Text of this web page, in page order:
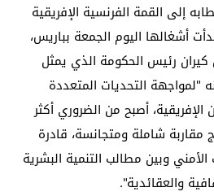
إلى القمة الفرنسية الإفريقية
أشغالها اليوم الجمعة بباريس،
كيران رئيس الحكومة الذي يمثل
"لمواجهة التحديات المتعددة
الإفريقية، أصبح من الضروري أكثر
شاملة ومتجانسة، قادرة
وبين مطالب التنمية البشرية
والعقائدية".